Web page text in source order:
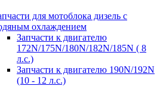
для мотоблока дизель с
охлаждением
Запчасти к двигателю
172N/175N/180N/182N/185N ( 8
л.с.)
Запчасти к двигателю 190N/192N
(10 - 12 л.с.)